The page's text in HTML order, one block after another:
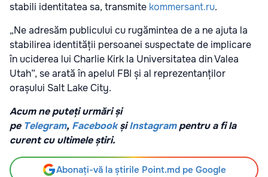
stabili identitatea sa, transmite kommersant.ru.
„Ne adresăm publicului cu rugămintea de a ne ajuta la
stabilirea identității persoanei suspectate de implicare
în uciderea lui Charlie Kirk la Universitatea din Valea
Utah”, se arată în apelul FBI și al reprezentanților
orașului Salt Lake City.
Acum ne puteți urmări și
pe Telegram, FacebookșiInstagrampentru a fi la
curent cu ultimele știri.
Abonați-vă la știrile Point.md pe Google